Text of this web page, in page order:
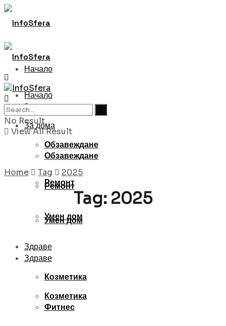
Начало
За дома
Обзавеждане
Ремонт
Умен дом
Здраве
Козметика
Начало
За дома
Обзавеждане
Ремонт
Умен дом
Здраве
Козметика
Фитнес
No Result
View All Result
Home Tag 2025
Tag: 2025